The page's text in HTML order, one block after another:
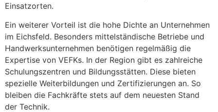
Einsatzorten.
Ein weiterer Vorteil ist die hohe Dichte an Unternehmen
im Eichsfeld. Besonders mittelständische Betriebe und
Handwerksunternehmen benötigen regelmäßig die
Expertise von VEFKs. In der Region gibt es zahlreiche
Schulungszentren und Bildungsstätten. Diese bieten
spezielle Weiterbildungen und Zertifizierungen an. So
bleiben die Fachkräfte stets auf dem neuesten Stand
der Technik.